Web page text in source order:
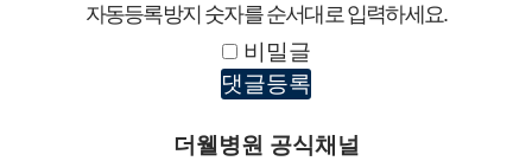
자동등록방지 숫자를 순서대로 입력하세요.
비밀글
댓글등록
더웰병원 공식채널